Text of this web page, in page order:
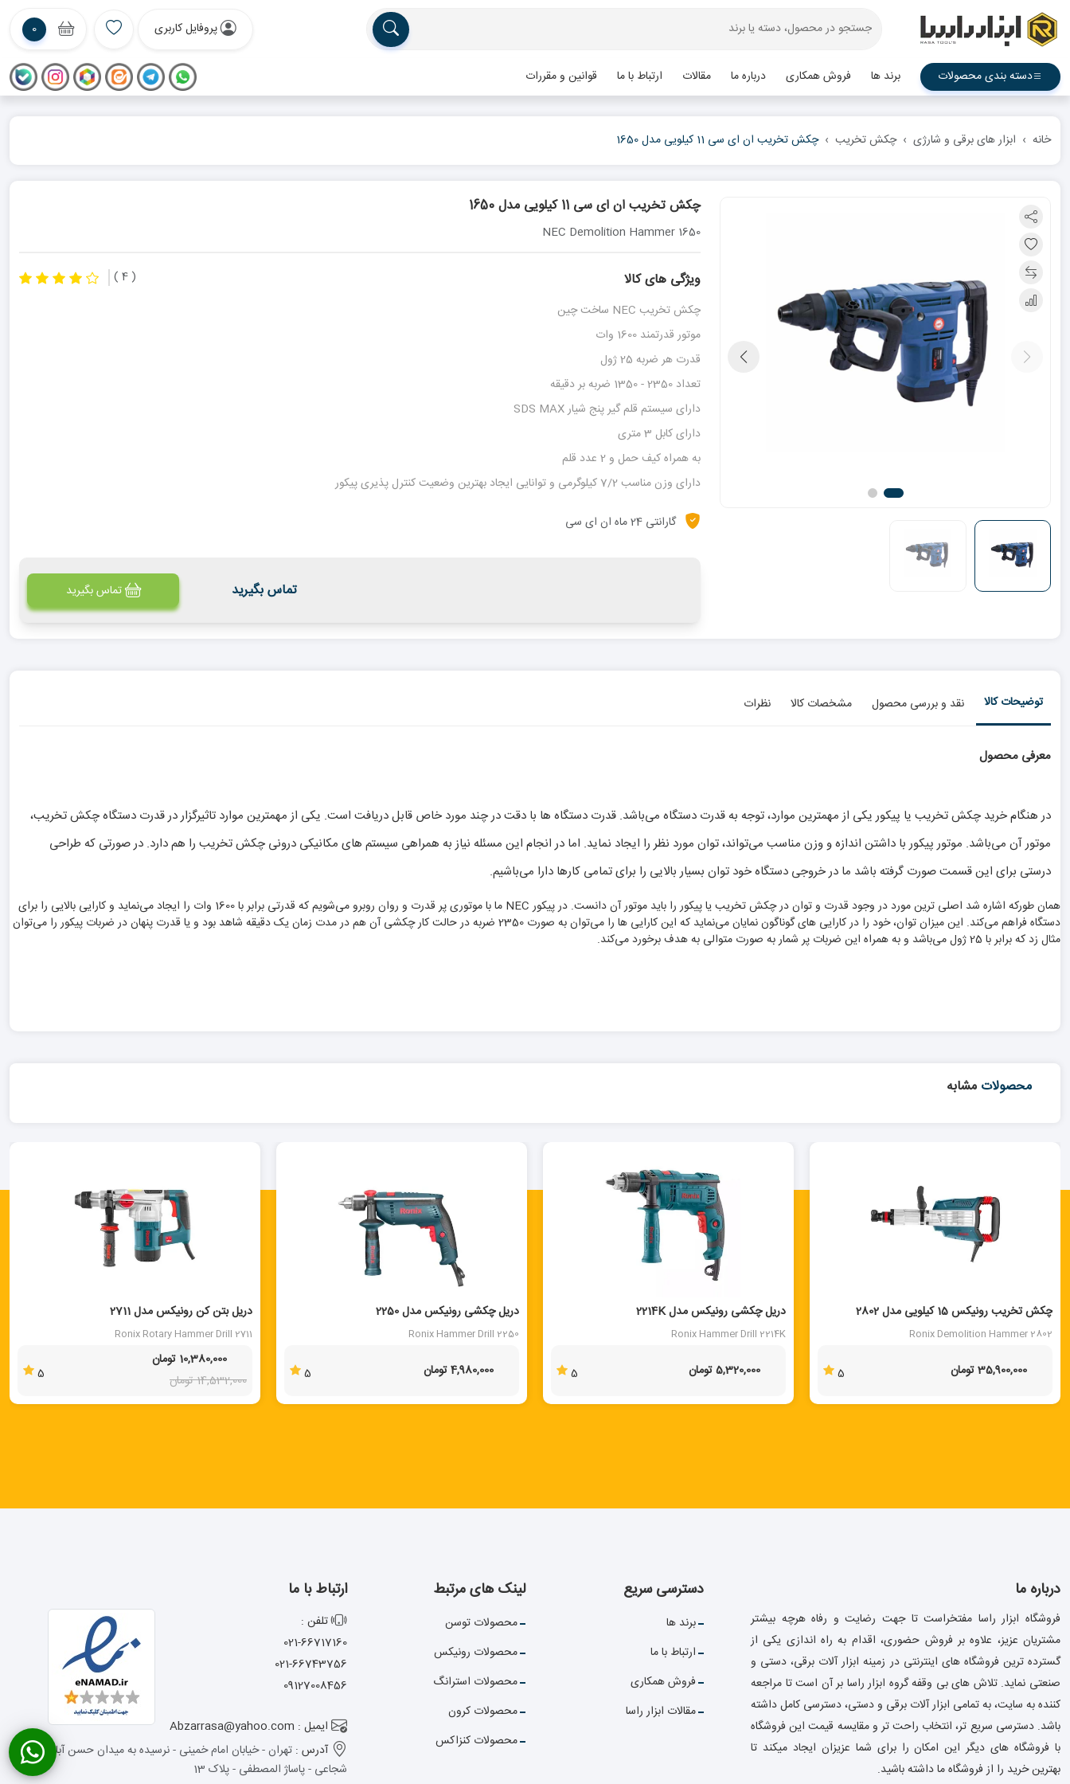
پروفایل کاربری 0
دسته بندی محصولات برند ها فروش همکاری درباره ما مقالات ارتباط با ما قوانین و مقررات
خانه ابزار های برقی و شارژی چکش تخریب چکش تخریب ان ای سی 11 کیلویی مدل 1650
چکش تخریب ان ای سی 11 کیلویی مدل 1650
NEC Demolition Hammer 1650
ویژگی های کالا
چکش تخریب NEC ساخت چین
موتور قدرتمند 1600 وات
قدرت هر ضربه 25 ژول
تعداد 2350 - 1350 ضربه بر دقیقه
دارای سیستم قلم گیر پنج شیار SDS MAX
دارای کابل 3 متری
به همراه کیف حمل و 2 عدد قلم
دارای وزن مناسب 7/2 کیلوگرمی و توانایی ایجاد بهترین وضعیت کنترل پذیری پیکور
( 4 )
گارانتی 24 ماه ان ای سی
تماس بگیرید تماس بگیرید
توضیحات کالا نقد و بررسی محصول مشخصات کالا نظرات
معرفی محصول
در هنگام خرید چکش تخریب یا پیکور یکی از مهمترین موارد، توجه به قدرت دستگاه می‌باشد. قدرت دستگاه ها با دقت در چند مورد خاص قابل دریافت است. یکی از مهمترین موارد تاثیرگزار در قدرت دستگاه چکش تخریب،
موتور آن می‌باشد. موتور پیکور با داشتن اندازه و وزن مناسب می‌تواند، توان مورد نظر را ایجاد نماید. اما در انجام این مسئله نیاز به همراهی سیستم های مکانیکی درونی چکش تخریب را هم دارد. در صورتی که طراحی
درستی برای این قسمت صورت گرفته باشد ما در خروجی دستگاه خود توان بسیار بالایی را برای تمامی کارها دارا می‌باشیم.
همان طورکه اشاره شد اصلی ترین مورد در وجود قدرت و توان در چکش تخریب یا پیکور را باید موتور آن دانست. در پیکور NEC ما با موتوری پر قدرت و روان روبرو می‌شویم که قدرتی برابر با 1600 وات را ایجاد می‌نماید و کارایی بالایی را برای
دستگاه فراهم می‌کند. این میزان توان، خود را در کارایی های گوناگون نمایان می‌نماید که این کارایی ها را می‌توان به صورت 2350 ضربه در حالت کار چکشی آن هم در مدت زمان یک دقیقه شاهد بود و یا قدرت پنهان در ضربات پیکور را می‌توان
مثال زد که برابر با 25 ژول می‌باشد و به همراه این ضربات پر شمار به صورت متوالی به هدف برخورد می‌کند.
محصولات مشابه
چکش تخریب رونیکس 15 کیلویی مدل 2802
Ronix Demolition Hammer 2802
35,900,000 تومان 5
دریل چکشی رونیکس مدل 2214K
Ronix Hammer Drill 2214K
5,320,000 تومان 5
دریل چکشی رونیکس مدل 2250
Ronix Hammer Drill 2250
4,980,000 تومان 5
40 %
دریل بتن کن رونیکس مدل 2711
Ronix Rotary Hammer Drill 2711
10,380,000 تومان
14,532,000 تومان
5
درباره ما
فروشگاه ابزار راسا مفتخراست تا جهت رضایت و رفاه هرچه بیشتر
مشتریان عزیز، علاوه بر فروش حضوری، اقدام به راه اندازی یکی از
گسترده ترین فروشگاه های اینترنتی در زمینه ابزار آلات برقی، دستی و
صنعتی نماید. تلاش های بی وقفه گروه ابزار راسا بر آن است تا مراجعه
کننده به سایت، به تمامی ابزار آلات برقی و دستی، دسترسی کامل داشته
باشد. دسترسی سریع تر، انتخاب راحت تر و مقایسه قیمت این فروشگاه
با فروشگاه های دیگر این امکان را برای شما عزیزان ایجاد میکند تا
بهترین خرید را از فروشگاه ما داشته باشید.
دسترسی سریع
برند ها
ارتباط با ما
فروش همکاری
مقالات ابزار راسا
لینک های مرتبط
محصولات توسن
محصولات رونیکس
محصولات استرانگ
محصولات کرون
محصولات کنزاکس
ارتباط با ما
تلفن :
021-66717160
021-66743756
09127008456
ایمیل : Abzarrasa@yahoo.com
آدرس : تهران - خیابان امام خمینی - نرسیده به میدان حسن آباد - کوچه
شجاعی - پاساژ المصطفی - پلاک 13